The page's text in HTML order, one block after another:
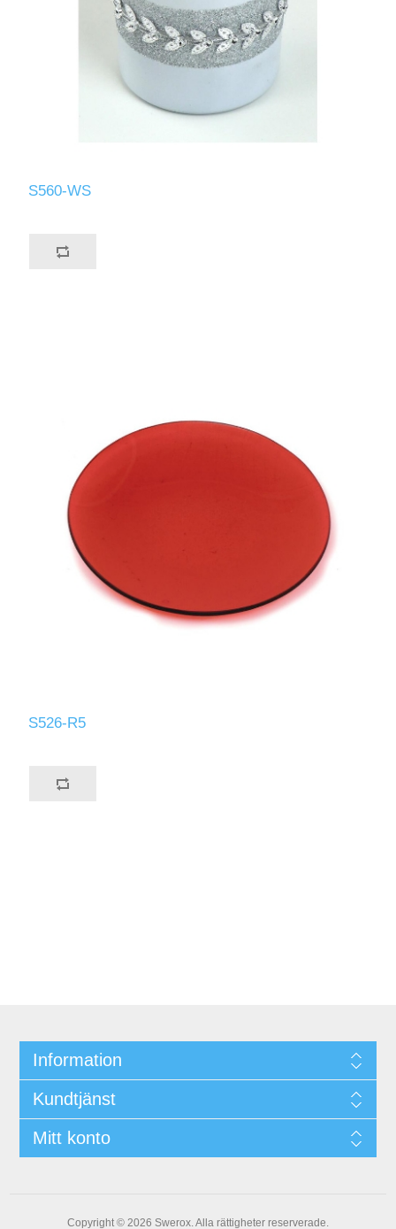
S560-WS
S526-R5
Information
Kundtjänst
Mitt konto
Copyright © 2026 Swerox. Alla rättigheter reserverade.